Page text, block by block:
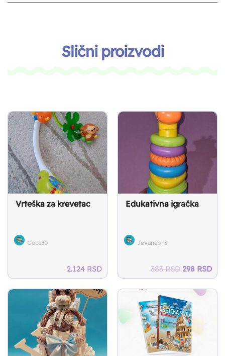
Slični proizvodi
Vrteška za krevetac
Goca30
2.124 RSD
Edukativna igračka
Jovanabns
383RSD Original
price
was:
383 RSD.
298 RSD
is: